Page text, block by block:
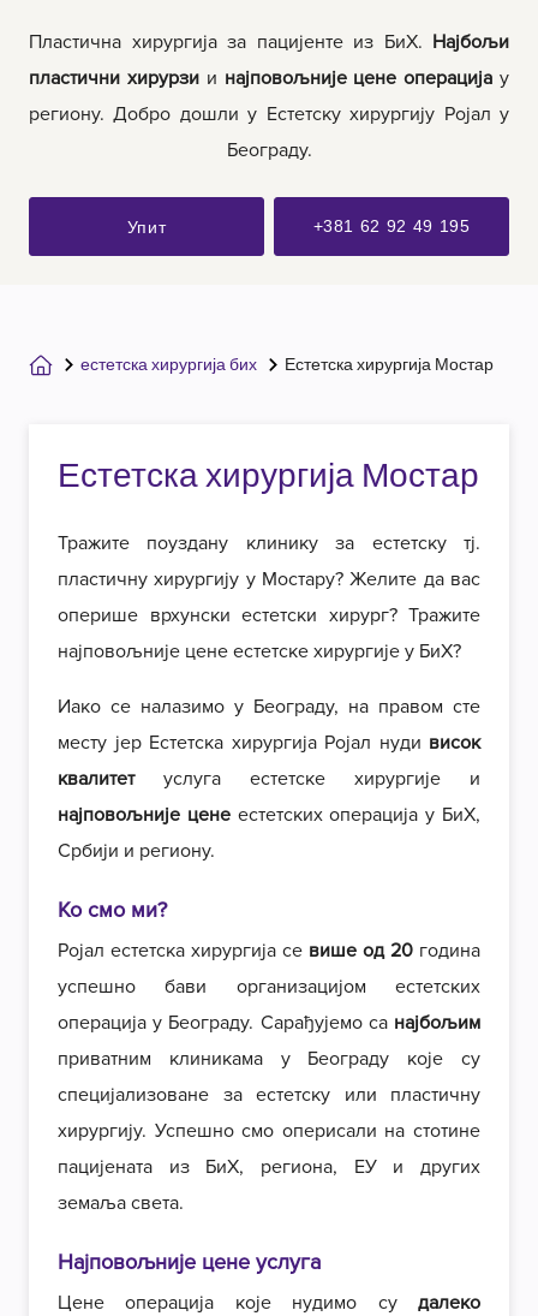
Пластична хирургија за пацијенте из БиХ. Најбољи
пластични хирурзии најповољније цене операција у
региону. Добро дошли у Естетску хирургију Ројал у
Београду.
Упит +381 62 92 49 195
естетска хирургија бих Естетска хирургија Мостар
Естетска хирургија Мостар
Тражите поуздану клинику за естетску тј.
пластичну хирургију у Мостару? Желите да вас
оперише врхунски естетски хирург? Тражите
најповољније цене естетске хирургије у БиХ?
Иако се налазимо у Београду, на правом сте
месту јер Естетска хирургија Ројал нуди висок
квалитетуслуга естетске хирургије и
најповољније ценеестетских операција у БиХ,
Србији и региону.
Ко смо ми?
Ројал естетска хирургија се више од 20 година
успешно бави организацијом естетских
операција у Београду. Сарађујемо са најбољим
приватним клиникама у Београду које су
специјализоване за естетску или пластичну
хирургију. Успешно смо оперисали на стотине
пацијената из БиХ, региона, ЕУ и других
земаља света.
Најповољније цене услуга
Цене операција које нудимо су далеко